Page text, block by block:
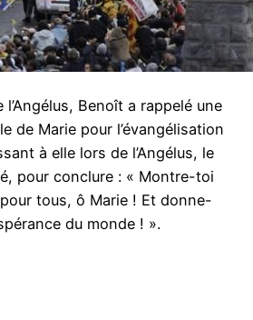
Benoît a rappelé une
de Marie pour l’évangélisation
à elle lors de l’Angélus, le
pour conclure : « Montre-toi
tous, ô Marie ! Et donne-
du monde ! ».